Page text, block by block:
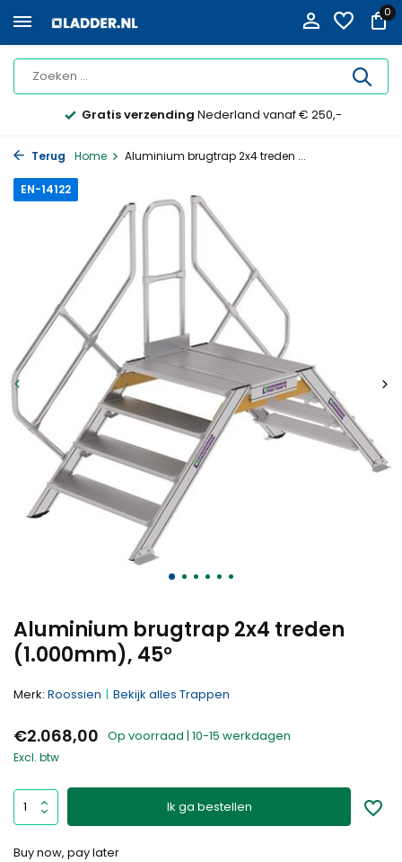
0
Gratis verzending Nederland vanaf € 250,-
Terug Home Aluminium brugtrap 2x4 treden ...
Aluminium brugtrap 2x4 treden
(1.000mm), 45°
EN-14122
Merk: Roossien Bekijk alles Trappen
€2.068,00 Op voorraad | 10-15 werkdagen
Excl. btw
Ik ga bestellen
Buy now, pay later